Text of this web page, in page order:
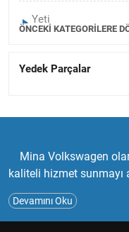
Yeti
Karoq
ÖNCEKI KATEGORILERE
Yedek Parçalar
Mina Volkswagen
kaliteli hizmet sunmayı
ürün yelpazemizde
zaman ön planda
duyuyoruz.
Devamını Oku